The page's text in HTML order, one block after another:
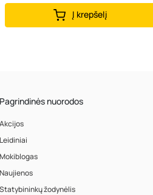
Į krepšelį
Pagrindinės nuorodos
Akcijos
Leidiniai
Mokiblogas
Naujienos
Statybininkų žodynėlis